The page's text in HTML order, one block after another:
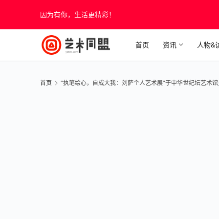
因为有你，生活更精彩！
首页 资讯 人物&
首页 “执笔绘心，自成大我：刘萨个人艺术展”于中华世纪坛艺术